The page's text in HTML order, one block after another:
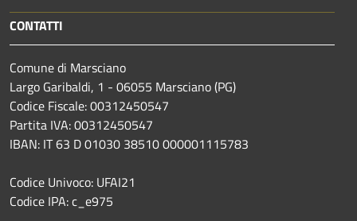
CONTATTI
Comune di Marsciano
Largo Garibaldi, 1 - 06055 Marsciano (PG)
Codice Fiscale: 00312450547
Partita IVA: 00312450547
IBAN: IT 63 D 01030 38510 000001115783
Codice Univoco: UFAI21
Codice IPA: c_e975